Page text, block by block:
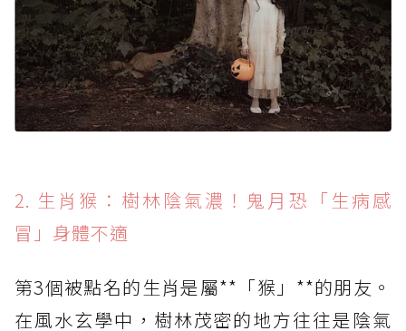
2. 生肖猴：樹林陰氣濃！鬼月恐「生病感
冒」身體不適
第3個被點名的生肖是屬**「猴」**的朋友。
在風水玄學中，樹林茂密的地方往往是陰氣